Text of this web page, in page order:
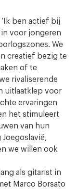
‘Ik ben actief bij
voor jongeren
We
creatief bezig te
of te
rivaliserende
uitlaatklep voor
ervaringen
het stimuleert
van hun
we willen ook
als gitarist in
Marco Borsato